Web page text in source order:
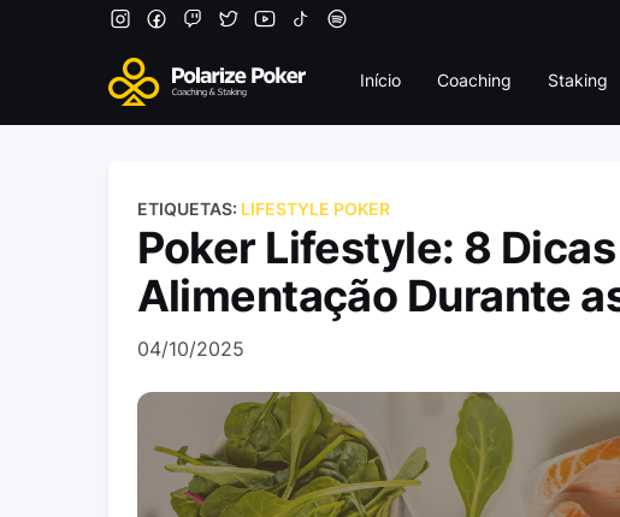
Início Coaching Staking
ETIQUETAS: LIFESTYLE POKER
Poker Lifestyle: 8
Alimentação Durante
04/10/2025